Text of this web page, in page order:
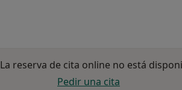
La reserva de cita online no está
Pedir una cita